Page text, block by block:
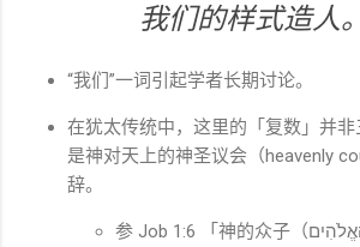
我们的样式造人
“我们”一词引起学者长期讨论。
在犹太传统中，这里的「复数」并
是神对天上的神圣议会（heavenly
辞。
参 Job